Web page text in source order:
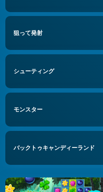
狙って発射
シューティング
モンスター
バックトゥキャンディーランド